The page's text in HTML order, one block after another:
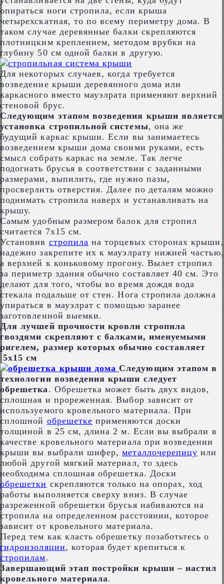
опираться ноги стропила, если крыша
четырехскатная, то по всему периметру дома. В
таком случае деревянные балки скрепляются
плотницким креплением, методом врубки на
глубину 50 см одной балки в другую.
Для некоторых случаев, когда требуется
возведение крыши деревянного дома или
каркасного вместо мауэлрата применяют верхний
стеновой брус.
Следующим этапом возведения крыши является
установка стропильной системы, она же
будущий каркас крыши. Если вы занимаетесь
возведением крыши дома своими руками, есть
смысл собрать каркас на земле. Так легче
подогнать брусья в соответствии с заданными
размерами, выпилить, где нужно пазы,
просверлить отверстия. Далее по деталям можно
поднимать стропила наверх и устанавливать на
крышу.
Самым удобным размером балок для стропил
считается 7х15 см.
Установив стропила на торцевых сторонах крыши,
надежно закрепите их к мауэлрату нижней частью,
а верхней к коньковому прогону. Вылет стропил
за периметр здания обычно составляет 40 см. Это
делают для того, чтобы во время дождя вода
стекала подальше от стен. Нога стропила должна
упираться в мауэлрат с помощью заранее
заготовленной выемки.
Для лучшей прочности кровли стропила
гвоздями скрепляют с балками, именуемыми
ригелем, размер которых обычно составляет
5х15 см
Следующим этапом в
технологии возведения крыши следует
обрешетка. Обрешетка может быть двух видов,
сплошная и прореженная. Выбор зависит от
используемого кровельного материала. При
сплошной обрешетке применяются доски
толщиной в 25 см, длина 2 м. Если вы выбрали в
качестве кровельного материала при возведении
крыши вы выбрали шифер,металлочерепицу или
любой другой мягкий материал, то здесь
необходима сплошная обрешетка. Доски
обрешетки скрепляются только на опорах, ход
работы выполняется сверху вниз. В случае
разреженной обрешетки брусья набиваются на
стропила на определенном расстоянии, которое
зависит от кровельного материала.
Перед тем как класть обрешетку позаботьтесь о
гидроизоляции, которая будет крепиться к
стропилам.
Завершающий этап постройки крыши – настил
кровельного материала.